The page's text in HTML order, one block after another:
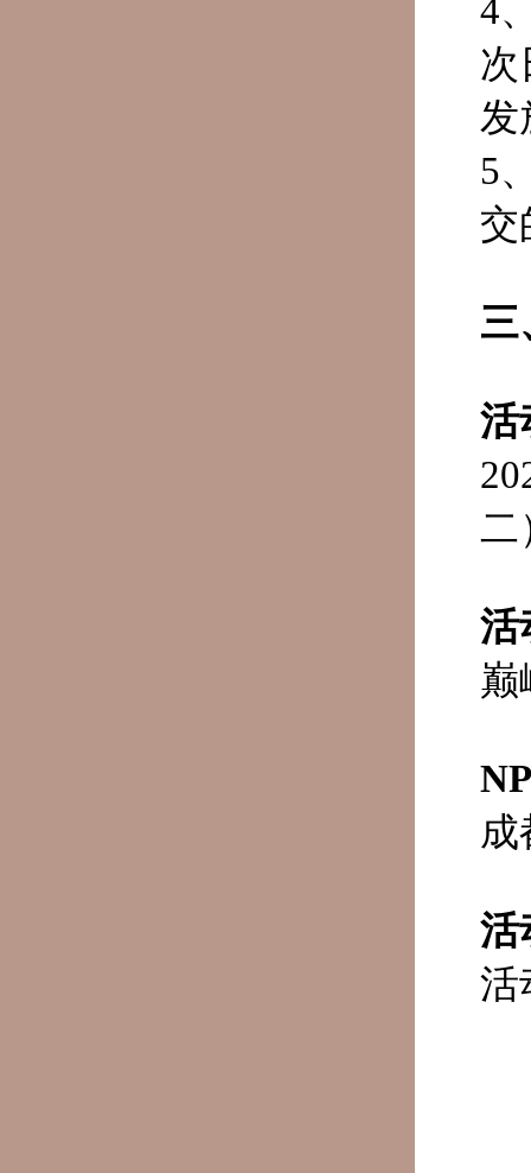
4
次
发
5
交
三
活
二
活
成
活
活